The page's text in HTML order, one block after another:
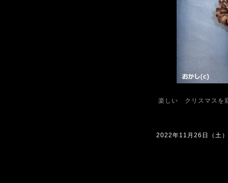
楽しい クリスマスを
2022年11月26日（土